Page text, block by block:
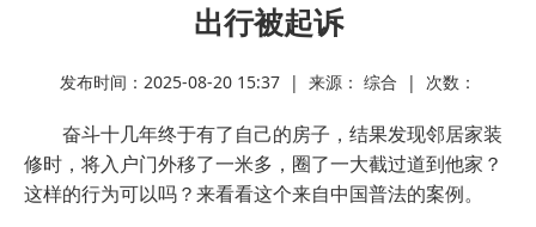
出行被起诉
发布时间：2025-08-20 15:37 | 来源： 综合 | 次数：
奋斗十几年终于有了自己的房子，结果发现邻居家装
修时，将入户门外移了一米多，圈了一大截过道到他家？
这样的行为可以吗？来看看这个来自中国普法的案例。